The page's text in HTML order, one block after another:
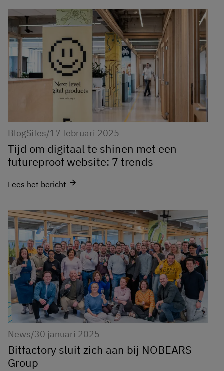
BlogSites/17 februari 2025
Tijd om digitaal te shinen met een
futureproof website: 7 trends
Lees het bericht arrow_forward
News/30 januari 2025
Bitfactory sluit zich aan bij NOBEARS
Group